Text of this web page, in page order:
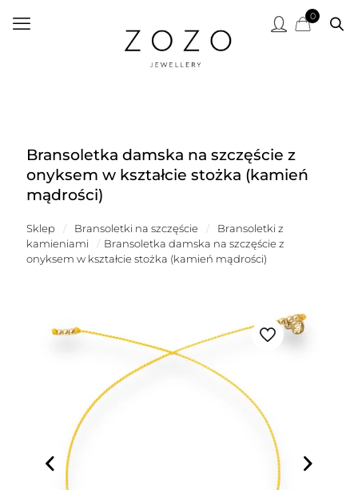
0
Bransoletka damska na szczęście z
onyksem w kształcie stożka (kamień
mądrości)
Sklep / Bransoletki na szczęście /
Bransoletki z
kamieniami
/ Bransoletka damska na szczęście z
onyksem w kształcie stożka (kamień mądrości)